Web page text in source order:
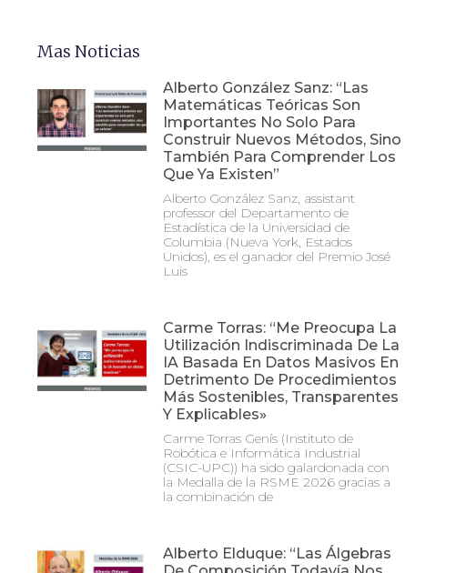
Mas Noticias
Alberto González Sanz: “Las
Matemáticas Teóricas Son
Importantes No Solo Para
Construir Nuevos Métodos, Sino
También Para Comprender Los
Que Ya Existen”
Alberto González Sanz, assistant
professor del Departamento de
Estadística de la Universidad de
Columbia (Nueva York, Estados
Unidos), es el ganador del Premio José
Luis
Carme Torras: “Me Preocupa La
Utilización Indiscriminada De La
IA Basada En Datos Masivos En
Detrimento De Procedimientos
Más Sostenibles, Transparentes
Y Explicables»
Carme Torras Genís (Instituto de
Robótica e Informática Industrial
(CSIC-UPC)) ha sido galardonada con
la Medalla de la RSME 2026 gracias a
la combinación de
Alberto Elduque: “Las Álgebras